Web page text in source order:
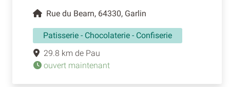
Rue du Bearn, 64330, Garlin
Patisserie - Chocolaterie - Confiserie
29.8 km de Pau
ouvert maintenant